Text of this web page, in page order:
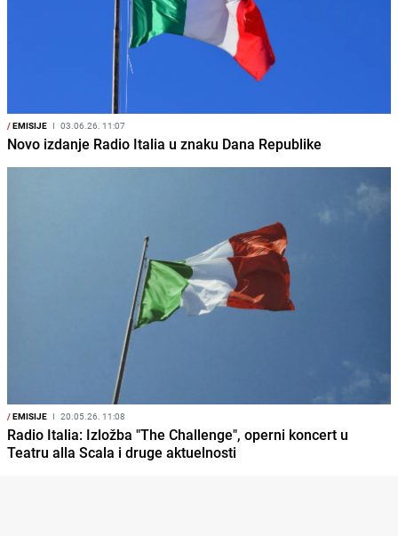
/EMISIJE I 03.06.26. 11:07
Novo izdanje Radio Italia u znaku Dana Republike
/EMISIJE I 20.05.26. 11:08
Radio Italia: Izložba "The Challenge", operni koncert u
Teatru alla Scala i druge aktuelnosti